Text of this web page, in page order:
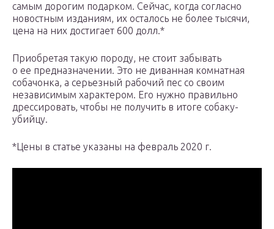
самым дорогим подарком. Сейчас, когда согласно
новостным изданиям, их осталось не более тысячи,
цена на них достигает 600 долл.*
Приобретая такую породу, не стоит забывать
о ее предназначении. Это не диванная комнатная
собачонка, а серьезный рабочий пес со своим
независимым характером. Его нужно правильно
дрессировать, чтобы не получить в итоге собаку-
убийцу.
*Цены в статье указаны на февраль 2020 г.